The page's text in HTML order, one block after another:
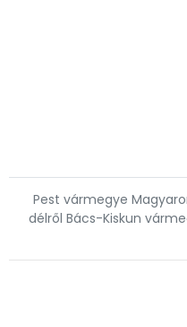
Pest vármegye
délről Bács-Kiskun